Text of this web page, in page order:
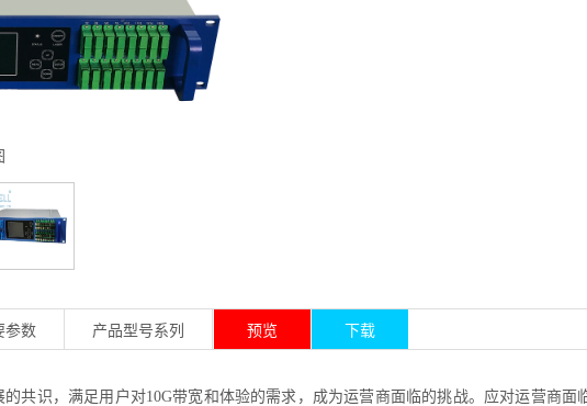
参数 产品型号系列 预览 下载
的共识，满足用户对10G带宽和体验的需求，成为运营商面临的挑战。应对运营商面